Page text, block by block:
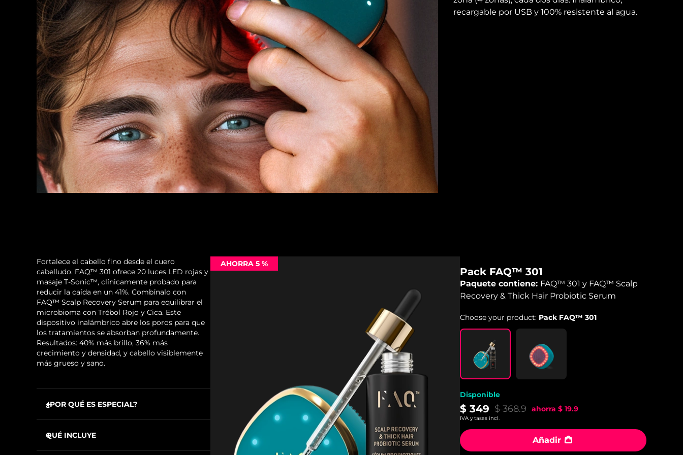
recargable por USB y 100% resistente al agua.
AHORRA 5 %
Pack FAQ™ 301
Paquete contiene: FAQ™ 301 y FAQ™ Scalp
Recovery & Thick Hair Probiotic Serum
Choose your product: Pack FAQ™ 301
Disponible
$ 349 $ 368.9 ahorra $ 19.9
IVA y tasas incl.
Añadir
Fortalece el cabello fino desde el cuero
cabelludo. FAQ™ 301 ofrece 20 luces LED rojas y
masaje T-Sonic™, clínicamente probado para
reducir la caída en un 41%. Combínalo con
FAQ™ Scalp Recovery Serum para equilibrar el
microbioma con Trébol Rojo y Cica. Este
dispositivo inalámbrico abre los poros para que
los tratamientos se absorban profundamente.
Resultados: 40% más brillo, 36% más
crecimiento y densidad, y cabello visiblemente
más grueso y sano.
¿POR QUÉ ES ESPECIAL?
inactivos mientras fortalecen el cabello
QUÉ INCLUYE